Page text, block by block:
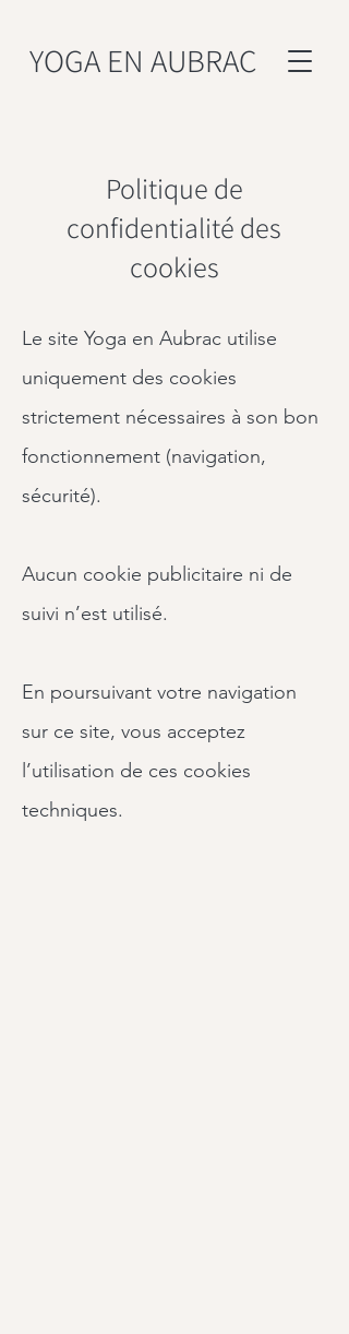
YOGA EN AUBRAC
Politique de
confidentialité des
cookies
Le site Yoga en Aubrac utilise
uniquement des cookies
strictement nécessaires à son bon
fonctionnement (navigation,
sécurité).
Aucun cookie publicitaire ni de
suivi n’est utilisé.
En poursuivant votre navigation
sur ce site, vous acceptez
l’utilisation de ces cookies
techniques.